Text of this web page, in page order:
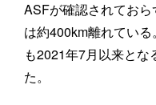
ASFが確認されてお
は約400km離れてい
も2021年7月以来とな
た。